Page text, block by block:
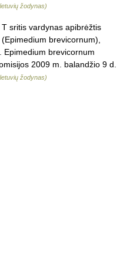
žodynas)
sritis vardynas apibrėžtis
brevicornum),
Epimedium brevicornum
2009 m. balandžio 9 d.
žodynas)